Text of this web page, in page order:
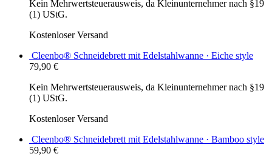
Kein Mehrwertsteuerausweis, da Kleinunternehmer nach §19
(1) UStG.
Kostenloser Versand
Cleenbo® Schneidebrett mit Edelstahlwanne · Eiche style
79,90 €
Kein Mehrwertsteuerausweis, da Kleinunternehmer nach §19
(1) UStG.
Kostenloser Versand
Cleenbo® Schneidebrett mit Edelstahlwanne · Bamboo style
59,90 €